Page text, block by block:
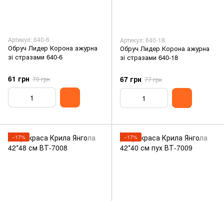
Артикул: 640-6
Обруч Лидер Корона ажурна
зі стразами 640-6
61 грн 70 грн
Артикул: 640-18
Обруч Лидер Корона ажурна
зі стразами 640-18
67 грн 77 грн
−17% −17%